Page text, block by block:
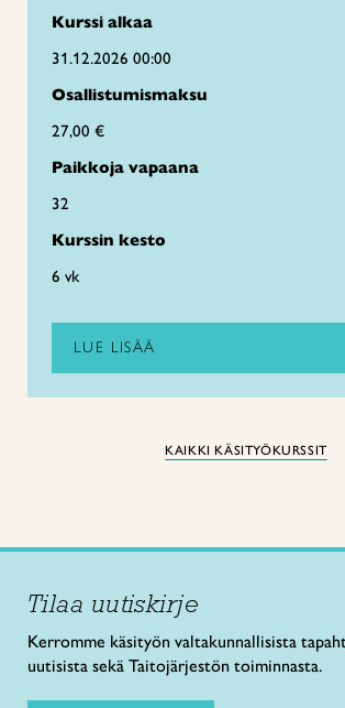
Kurssi alkaa
31.12.2026 00:00
Osallistumismaksu
27,00 €
Paikkoja vapaana
32
Kurssin kesto
6 vk
LUE LISÄÄ
KAIKKI KÄSITYÖKURSSIT
Tilaa uutiskirje
Kerromme käsityön valtakunnallisista
uutisista sekä Taitojärjestön toiminnasta.